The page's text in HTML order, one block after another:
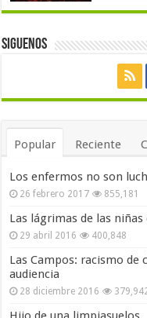
Siguenos
Popular Reciente
Los enfermos no son
26 febrero 2017 855,181
Las lágrimas de las
29 abril 2016 400,848
Las Campos: racismo de
audiencia
28 diciembre 2016